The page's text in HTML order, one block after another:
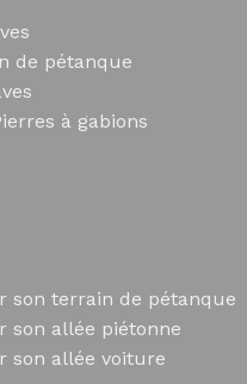
de pétanque
à gabions
son terrain de pétanque
son allée piétonne
son allée voiture